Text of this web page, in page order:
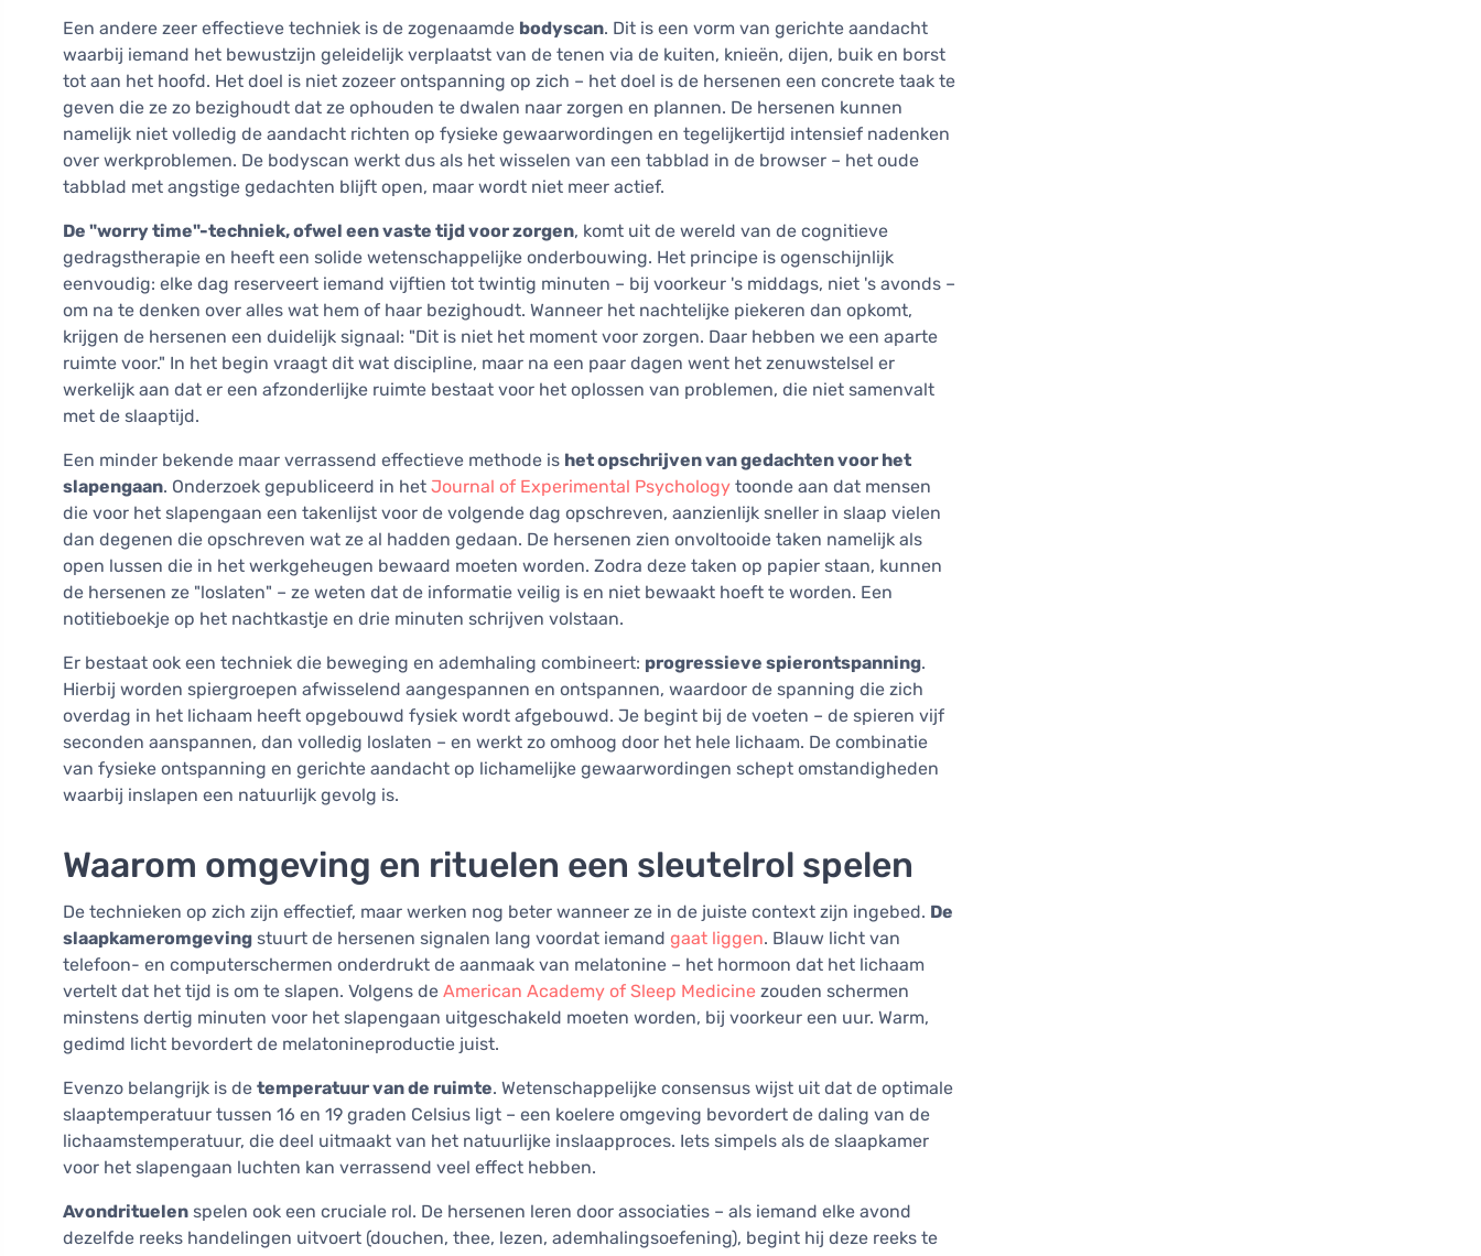
Een andere zeer effectieve techniek is de zogenaamde bodyscan. Dit is een vorm van gerichte aandacht
waarbij iemand het bewustzijn geleidelijk verplaatst van de tenen via de kuiten, knieën, dijen, buik en borst
tot aan het hoofd. Het doel is niet zozeer ontspanning op zich – het doel is de hersenen een concrete taak te
geven die ze zo bezighoudt dat ze ophouden te dwalen naar zorgen en plannen. De hersenen kunnen
namelijk niet volledig de aandacht richten op fysieke gewaarwordingen en tegelijkertijd intensief nadenken
over werkproblemen. De bodyscan werkt dus als het wisselen van een tabblad in de browser – het oude
tabblad met angstige gedachten blijft open, maar wordt niet meer actief.
De "worry time"-techniek, ofwel een vaste tijd voor zorgen, komt uit de wereld van de cognitieve
gedragstherapie en heeft een solide wetenschappelijke onderbouwing. Het principe is ogenschijnlijk
eenvoudig: elke dag reserveert iemand vijftien tot twintig minuten – bij voorkeur 's middags, niet 's avonds –
om na te denken over alles wat hem of haar bezighoudt. Wanneer het nachtelijke piekeren dan opkomt,
krijgen de hersenen een duidelijk signaal: "Dit is niet het moment voor zorgen. Daar hebben we een aparte
ruimte voor." In het begin vraagt dit wat discipline, maar na een paar dagen went het zenuwstelsel er
werkelijk aan dat er een afzonderlijke ruimte bestaat voor het oplossen van problemen, die niet samenvalt
met de slaaptijd.
Een minder bekende maar verrassend effectieve methode is het opschrijven van gedachten voor het
slapengaan. Onderzoek gepubliceerd in het Journal of Experimental Psychology toonde aan dat mensen
die voor het slapengaan een takenlijst voor de volgende dag opschreven, aanzienlijk sneller in slaap vielen
dan degenen die opschreven wat ze al hadden gedaan. De hersenen zien onvoltooide taken namelijk als
open lussen die in het werkgeheugen bewaard moeten worden. Zodra deze taken op papier staan, kunnen
de hersenen ze "loslaten" – ze weten dat de informatie veilig is en niet bewaakt hoeft te worden. Een
notitieboekje op het nachtkastje en drie minuten schrijven volstaan.
Er bestaat ook een techniek die beweging en ademhaling combineert: progressieve spierontspanning.
Hierbij worden spiergroepen afwisselend aangespannen en ontspannen, waardoor de spanning die zich
overdag in het lichaam heeft opgebouwd fysiek wordt afgebouwd. Je begint bij de voeten – de spieren vijf
seconden aanspannen, dan volledig loslaten – en werkt zo omhoog door het hele lichaam. De combinatie
van fysieke ontspanning en gerichte aandacht op lichamelijke gewaarwordingen schept omstandigheden
waarbij inslapen een natuurlijk gevolg is.
Waarom omgeving en rituelen een sleutelrol spelen
De technieken op zich zijn effectief, maar werken nog beter wanneer ze in de juiste context zijn ingebed. De
slaapkameromgeving stuurt de hersenen signalen lang voordat iemand gaat liggen. Blauw licht van
telefoon- en computerschermen onderdrukt de aanmaak van melatonine – het hormoon dat het lichaam
vertelt dat het tijd is om te slapen. Volgens de American Academy of Sleep Medicine zouden schermen
minstens dertig minuten voor het slapengaan uitgeschakeld moeten worden, bij voorkeur een uur. Warm,
gedimd licht bevordert de melatonineproductie juist.
Evenzo belangrijk is de temperatuur van de ruimte. Wetenschappelijke consensus wijst uit dat de optimale
slaaptemperatuur tussen 16 en 19 graden Celsius ligt – een koelere omgeving bevordert de daling van de
lichaamstemperatuur, die deel uitmaakt van het natuurlijke inslaapproces. Iets simpels als de slaapkamer
voor het slapengaan luchten kan verrassend veel effect hebben.
Avondrituelen spelen ook een cruciale rol. De hersenen leren door associaties – als iemand elke avond
dezelfde reeks handelingen uitvoert (douchen, thee, lezen, ademhalingsoefening), begint hij deze reeks te